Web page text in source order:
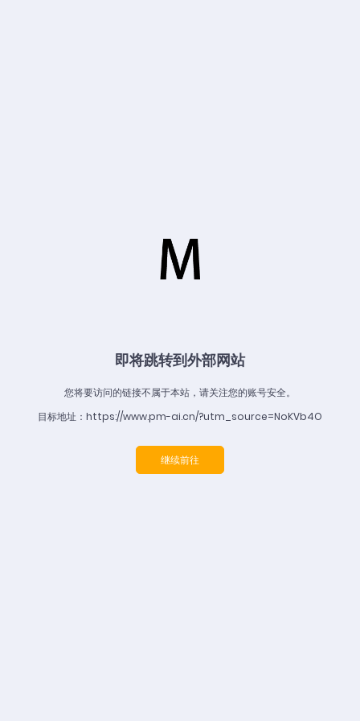
即将跳转到外部网站
您将要访问的链接不属于本站，请关注您的账号安全。
目标地址：https://www.pm-ai.cn/?utm_source=NoKVb4O
继续前往